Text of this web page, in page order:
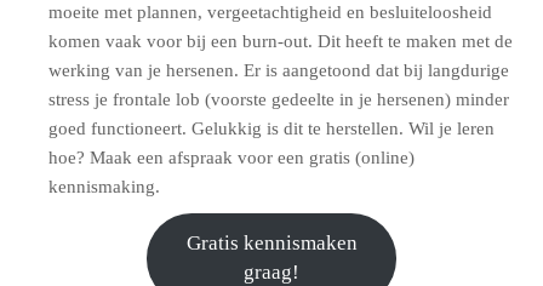
moeite met plannen, vergeetachtigheid en besluiteloosheid
komen vaak voor bij een burn-out. Dit heeft te maken met de
werking van je hersenen. Er is aangetoond dat bij langdurige
stress je frontale lob (voorste gedeelte in je hersenen) minder
goed functioneert. Gelukkig is dit te herstellen. Wil je leren
hoe? Maak een afspraak voor een gratis (online)
kennismaking.
Gratis kennismaken
graag!